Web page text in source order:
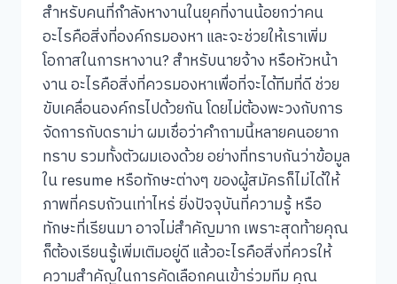
สำหรับคนที่กำลังหางานในยุคที่งานน้อยกว่าคน
อะไรคือสิ่งที่องค์กรมองหา และจะช่วยให้เราเพิ่ม
โอกาสในการหางาน? สำหรับนายจ้าง หรือหัวหน้า
งาน อะไรคือสิ่งที่ควรมองหาเพื่อที่จะได้ทีมที่ดี ช่วย
ขับเคลื่อนองค์กรไปด้วยกัน โดยไม่ต้องพะวงกับการ
จัดการกับดราม่า ผมเชื่อว่าคำถามนี้หลายคนอยาก
ทราบ รวมทั้งตัวผมเองด้วย อย่างที่ทราบกันว่าข้อมูล
ใน resume หรือทักษะต่างๆ ของผู้สมัครก็ไม่ได้ให้
ภาพที่ครบถัวนเท่าไหร่ ยิ่งปัจจุบันที่ความรู้ หรือ
ทักษะที่เรียนมา อาจไม่สำคัญมาก เพราะสุดท้ายคุณ
ก็ต้องเรียนรู้เพิ่มเติมอยู่ดี แล้วอะไรคือสิ่งที่ควรให้
ความสำคัญในการคัดเลือกคนเข้าร่วมทีม คุณ